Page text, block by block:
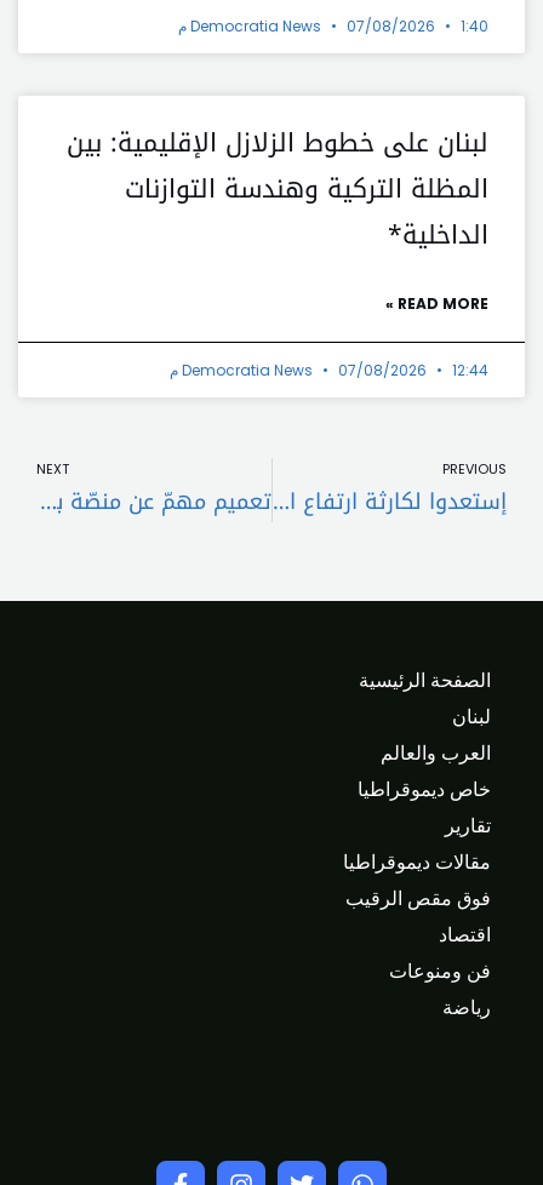
Democratia News 07/08/2026 1:40 م
لبنان على خطوط الزلازل الإقليمية: بين
المظلة التركية وهندسة التوازنات
الداخلية*
READ MORE »
Democratia News 07/08/2026 12:44 م
PREVIOUS
إستعدوا لكارثة ارتفاع الاسعار التي ستضرب لبنان في الـ2024
NEXT
تعميم مهمّ عن منصّة بلومبرغ
الصفحة الرئيسية
لبنان
العرب والعالم
خاص ديموقراطيا
تقارير
مقالات ديموقراطيا
فوق مقص الرقيب
اقتصاد
فن ومنوعات
رياضة